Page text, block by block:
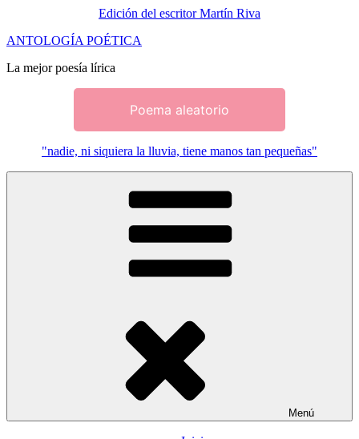
Edición del escritor Martín Riva
Saltar
contenido
ANTOLOGÍA POÉTICA
La mejor poesía lírica
Poema aleatorio
"nadie, ni siquiera la lluvia, tiene manos tan pequeñas"
Menú